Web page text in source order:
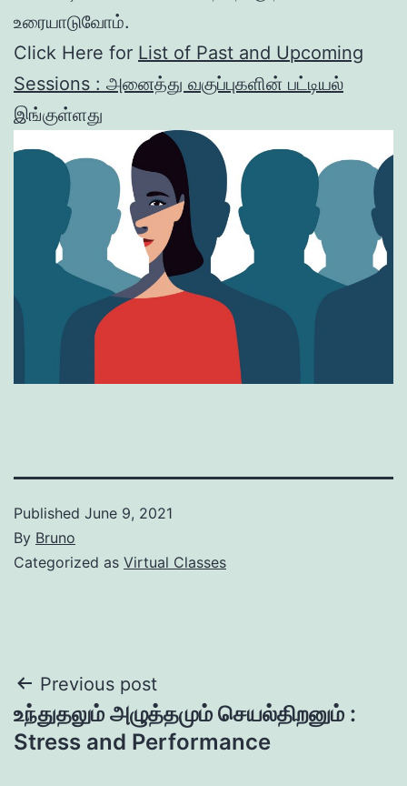
உரையாடுவோம்.
Click Here for List of Past and Upcoming
Sessions : அனைத்து வகுப்புகளின் பட்டியல்
இங்குள்ளது
Published June 9, 2021
By Bruno
Categorized as Virtual Classes
Post
navigation
Previous post
உந்துதலும் அழுத்தமும் செயல்திறனும் :
Stress and Performance